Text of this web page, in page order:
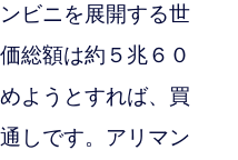
ビニを展開する世
総額は約５兆６０
ようとすれば、買
しです。アリマン